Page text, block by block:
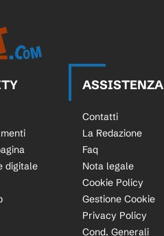
digitale
ASSISTENZA
Contatti
La Redazione
Faq
Nota legale
Cookie Policy
Gestione Cookie
Privacy Policy
Cond. Generali